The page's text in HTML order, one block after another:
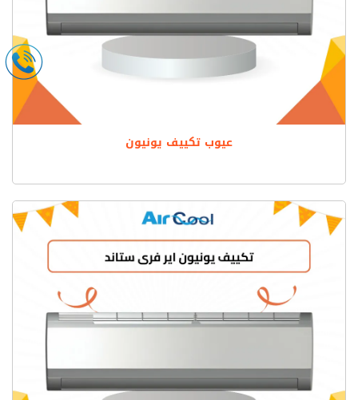
عيوب تكييف يونيون